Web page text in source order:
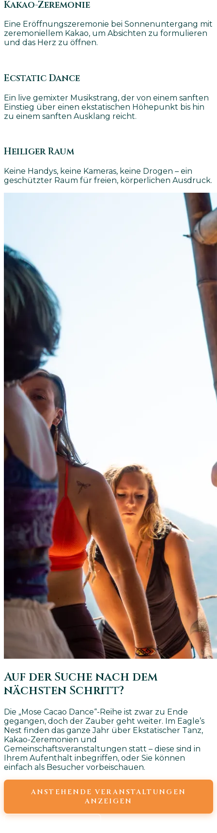
Kakao-Zeremonie
Eine Eröffnungszeremonie bei Sonnenuntergang mit
zeremoniellem Kakao, um Absichten zu formulieren
und das Herz zu öffnen.
Ecstatic Dance
Ein live gemixter Musikstrang, der von einem sanften
Einstieg über einen ekstatischen Höhepunkt bis hin
zu einem sanften Ausklang reicht.
Heiliger Raum
Keine Handys, keine Kameras, keine Drogen – ein
geschützter Raum für freien, körperlichen Ausdruck.
Auf der Suche nach dem
nächsten Schritt?
Die „Mose Cacao Dance“-Reihe ist zwar zu Ende
gegangen, doch der Zauber geht weiter. Im Eagle’s
Nest finden das ganze Jahr über Ekstatischer Tanz,
Kakao-Zeremonien und
Gemeinschaftsveranstaltungen statt – diese sind in
Ihrem Aufenthalt inbegriffen, oder Sie können
einfach als Besucher vorbeischauen.
ANSTEHENDE VERANSTALTUNGEN
ANZEIGEN